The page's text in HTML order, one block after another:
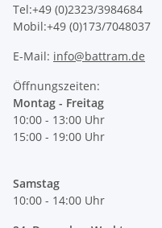
Tel:+49 (0)2323/3984684
Mobil:+49 (0)173/7048037
E-Mail: info@battram.de
Öffnungszeiten:
Montag - Freitag
10:00 - 13:00 Uhr
15:00 - 19:00 Uhr
Samstag
10:00 - 14:00 Uhr